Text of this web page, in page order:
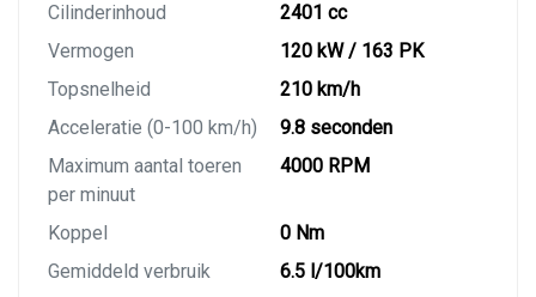
Cilinderinhoud
2401 cc
Vermogen
120 kW / 163 PK
Topsnelheid
210 km/h
Acceleratie (0-100 km/h)
9.8 seconden
Maximum aantal toeren
per minuut
4000 RPM
Koppel
0 Nm
Gemiddeld verbruik
6.5 l/100km